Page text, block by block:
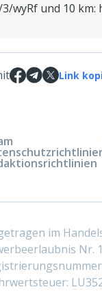
wyRf und 10
Link
im
Nr.